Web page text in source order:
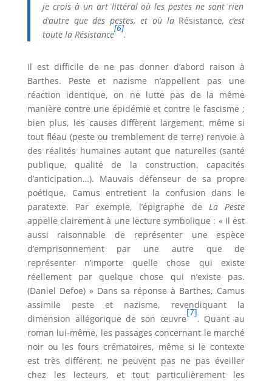
je crois à un art littéral où les pestes ne sont rien
d‘autre que des pestes, et où la Résistance, c’est
toute la Résistance
[6]
.
Il est difficile de ne pas donner d’abord raison à
Barthes. Peste et nazisme n’appellent pas une
réaction identique, on ne lutte pas de la même
manière contre une épidémie et contre le fascisme ;
bien plus, les causes diffèrent largement, même si
tout fléau (peste ou tremblement de terre) renvoie à
des réalités humaines autant que naturelles (santé
publique, qualité de la construction, capacités
d’anticipation…). Mauvais défenseur de sa propre
poétique, Camus entretient la confusion dans le
paratexte. Par exemple, l’épigraphe de La Peste
appelle clairement à une lecture symbolique : « Il est
aussi raisonnable de représenter une espèce
d’emprisonnement par une autre que de
représenter n’importe quelle chose qui existe
réellement par quelque chose qui n’existe pas.
(Daniel Defoe) » Dans sa réponse à Barthes, Camus
assimile peste et nazisme, revendiquant la
dimension allégorique de son œuvre
[7]
. Quant au
roman lui-même, les passages concernant le marché
noir ou les fours crématoires, même si le contexte
est très différent, ne peuvent pas ne pas éveiller
chez les lecteurs, et tout particulièrement les